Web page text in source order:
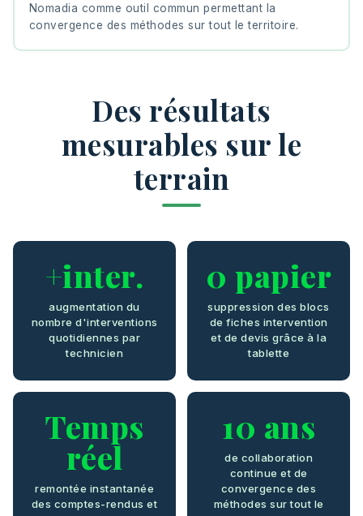
Nomadia comme outil commun permettant la
convergence des méthodes sur tout le territoire.
Des résultats
mesurables sur le
terrain
+inter.
augmentation du
nombre d'interventions
quotidiennes par
technicien
0 papier
suppression des blocs
de fiches intervention
et de devis grâce à la
tablette
Temps
réel
remontée instantanée
des comptes-rendus et
10 ans
de collaboration
continue et de
convergence des
méthodes sur tout le